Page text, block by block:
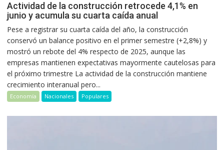
Actividad de la construcción retrocede 4,1% en
junio y acumula su cuarta caída anual
Pese a registrar su cuarta caída del año, la construcción
conservó un balance positivo en el primer semestre (+2,8%) y
mostró un rebote del 4% respecto de 2025, aunque las
empresas mantienen expectativas mayormente cautelosas para
el próximo trimestre La actividad de la construcción mantiene
crecimiento interanual pero...
Economía Nacionales Populares